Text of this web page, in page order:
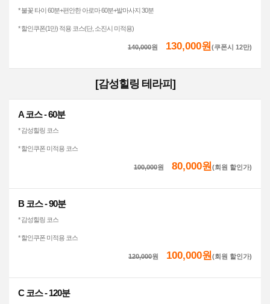
* 불꽃 타이 60분+편안한 아로마 60분+발마사지 30분
* 할인쿠폰(1만) 적용 코스(단, 소진시 미적용)
140,000원 130,000원 (쿠폰시 12만)
[감성힐링 테라피]
A 코스 - 60분
* 감성힐링 코스
* 할인쿠폰 미적용 코스
100,000원 80,000원 (회원 할인가)
B 코스 - 90분
* 감성힐링 코스
* 할인쿠폰 미적용 코스
120,000원 100,000원 (회원 할인가)
C 코스 - 120분